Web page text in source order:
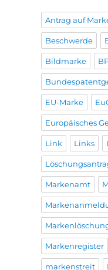
Antrag auf
Beschwerde
Bildmarke
EU-Marke
Europäisches
Link Links
Markenamt
Markenregister
markenstreit